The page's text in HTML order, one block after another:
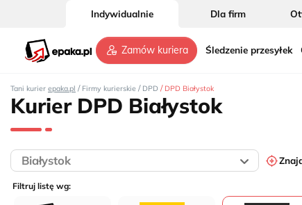
Indywidualnie Dla firm
Zamów kuriera Śledzenie przesyłek
Tani kurier epaka.pl / Firmy kurierskie / DPD / DPD Białystok
Kurier DPD Białystok
Filtruj listę wg: